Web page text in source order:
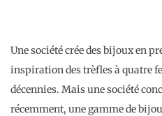
Une société crée des bijoux en
inspiration des trèfles à quatre
décennies. Mais une société
récemment, une gamme de